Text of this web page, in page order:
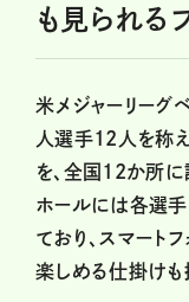
も見られる
米メジャーリーグ
人選手12人を称え
を、全国12か所に
ホールには各選
ており、スマート
楽しめる仕掛けも